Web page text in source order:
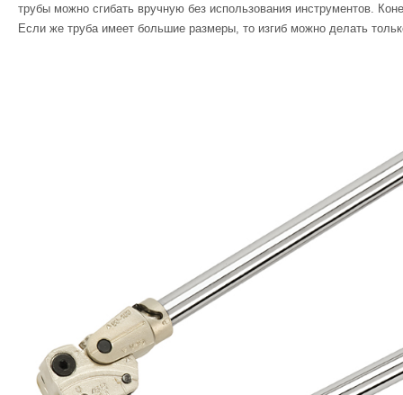
трубы можно сгибать вручную без использования инструментов.
Если же труба имеет большие размеры, то изгиб можно делать